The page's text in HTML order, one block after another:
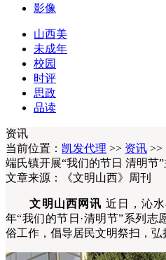
影像
山西美
未成年
校园
时评
思政
品读
资讯
当前位置： 凯发代理 >> 资讯 >>
端氏镇开展“我们的节日 清明节
文章来源：《文明山西》周刊
文明山西网讯 近日，沁
年“我们的节日·清明节”系列志
俗工作，倡导居民文明祭扫，弘